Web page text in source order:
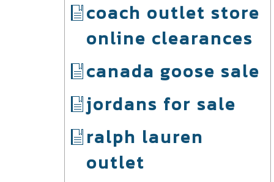
coach outlet store
online clearances
canada goose sale
jordans for sale
ralph lauren
outlet